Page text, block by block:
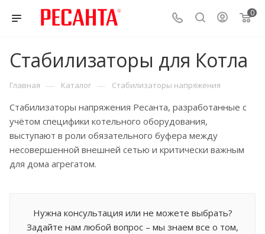
0
Стабилизаторы для Котла
Главная — Каталог — Стабилизаторы напряжения
Стабилизаторы напряжения Ресанта, разработанные с
учётом специфики котельного оборудования,
выступают в роли обязательного буфера между
несовершенной внешней сетью и критически важным
для дома агрегатом.
Нужна консультация или не можете выбрать?
Задайте нам любой вопрос – мы знаем все о том,